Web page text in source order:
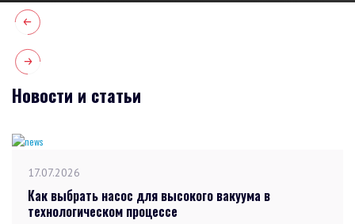
Новости и статьи
17.07.2026
Как выбрать насос для высокого вакуума в
технологическом процессе